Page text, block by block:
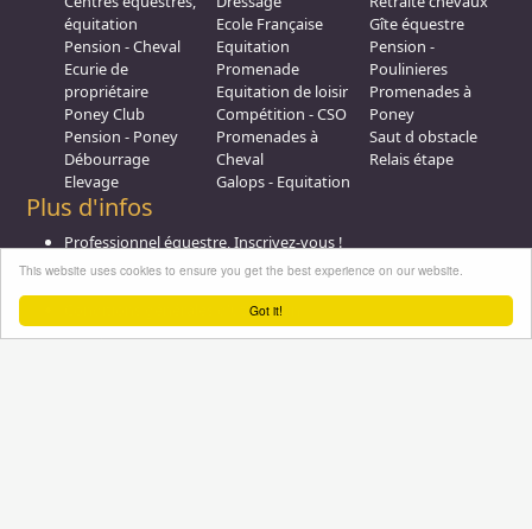
Got it!
This website uses cookies to ensure you get the best experience on our website.
équitation
Pension - Cheval
Ecurie de
propriétaire
Poney Club
Pension - Poney
Débourrage
Elevage
Ecole Française
Equitation
Promenade
Equitation de loisir
Compétition - CSO
Promenades à
Cheval
Galops - Equitation
Gîte équestre
Pension -
Poulinieres
Promenades à
Poney
Saut d obstacle
Relais étape
Plus d'infos
Professionnel équestre, Inscrivez-vous !
Nous contacter
Conditions générales d'utilisation
Groupe équitation surLinkedIn